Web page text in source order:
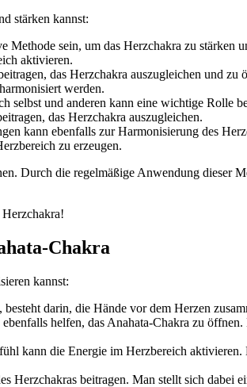
stärken kannst:
Methode sein, um das Herzchakra zu
aktivieren.
das Herzchakra auszugleichen und
werden.
selbst und anderen kann eine wichtige Rolle
das Herzchakra auszugleichen.
kann ebenfalls zur Harmonisierung des
zu erzeugen.
Durch die regelmäßige Anwendung dieser
Chakra
kannst:
darin, die Hände vor dem Herzen
helfen, das Anahata-Chakra zu
kann die Energie im Herzbereich
Herzchakras beitragen. Man stellt sich